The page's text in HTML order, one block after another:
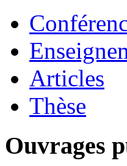
Articles
Thèse
Ouvrages